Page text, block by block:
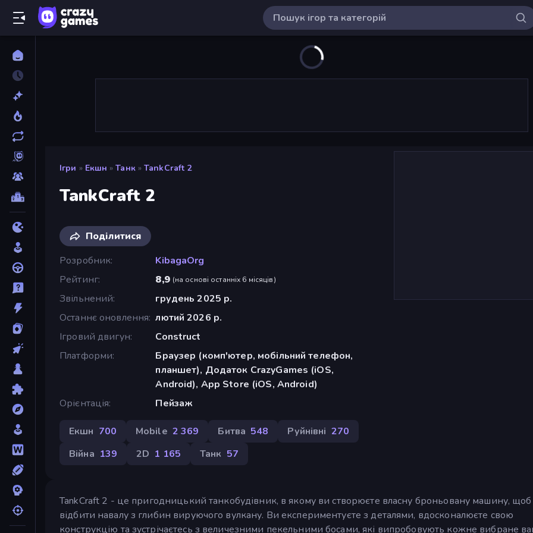
Ігри » Екшн » Танк » TankCraft 2
TankCraft 2
Поділитися
Розробник
KibagaOrg
Рейтинг
8,9 (на основі останніх 6 місяців)
Звільнений
грудень 2025 р.
Останнє оновлення лютий 2026 р.
Ігровий двигун
Construct
Платформи
Браузер (комп'ютер, мобільний телефон,
планшет), Додаток CrazyGames (iOS,
Android), App Store (iOS, Android)
Орієнтація
Пейзаж
Екшн 700 Mobile 2 369 Битва 548 Руйнівні 270
Війна 139 2D 1 165 Танк 57
TankCraft 2 - це пригодницький танкобудівник, в якому ви створюєте власну броньовану машину, щоб
відбити навалу з глибин вируючого вулкану. Ви експериментуєте з деталями, вдосконалюєте свою
конструкцію та зустрічаєтесь з величезними пекельними босами, які випробовують кожне вибране